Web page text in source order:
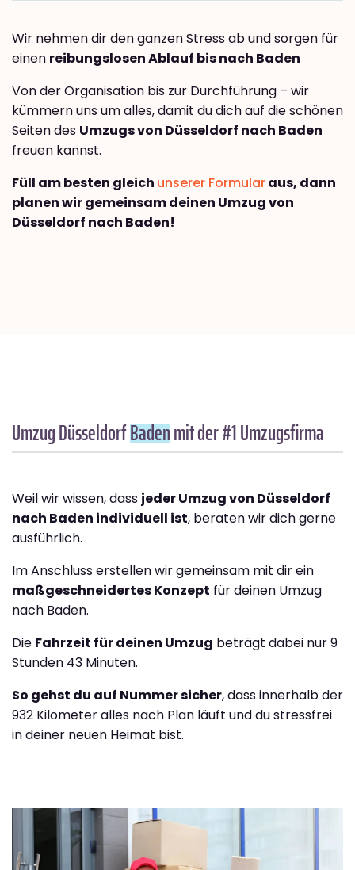
Wir nehmen dir den ganzen Stress ab und sorgen für
einen reibungslosen Ablauf bis nach Baden
Von der Organisation bis zur Durchführung – wir
kümmern uns um alles, damit du dich auf die schönen
Seiten des Umzugs von Düsseldorf nach Baden
freuen kannst.
Füll am besten gleich unserer Formularaus, dann
planen wir gemeinsam deinen Umzug von
Düsseldorf nach Baden!
Umzug DüsseldorfBadenmit der #1 Umzugsfirma
Weil wir wissen, dass jeder Umzug von Düsseldorf
nach Baden individuell ist, beraten wir dich gerne
ausführlich.
Im Anschluss erstellen wir gemeinsam mit dir ein
maßgeschneidertes Konzept für deinen Umzug
nach Baden.
Die Fahrzeit für deinen Umzug beträgt dabei nur 9
Stunden 43 Minuten.
So gehst du auf Nummer sicher, dass innerhalb der
932 Kilometer alles nach Plan läuft und du stressfrei
in deiner neuen Heimat bist.